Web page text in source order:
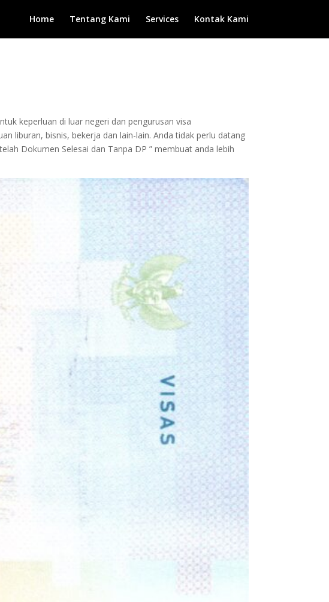
Home Tentang Kami Services Kontak Kami
keperluan di luar negeri dan pengurusan visa
liburan, bisnis, bekerja dan lain-lain. Anda tidak perlu datang
Dokumen Selesai dan Tanpa DP ” membuat anda lebih